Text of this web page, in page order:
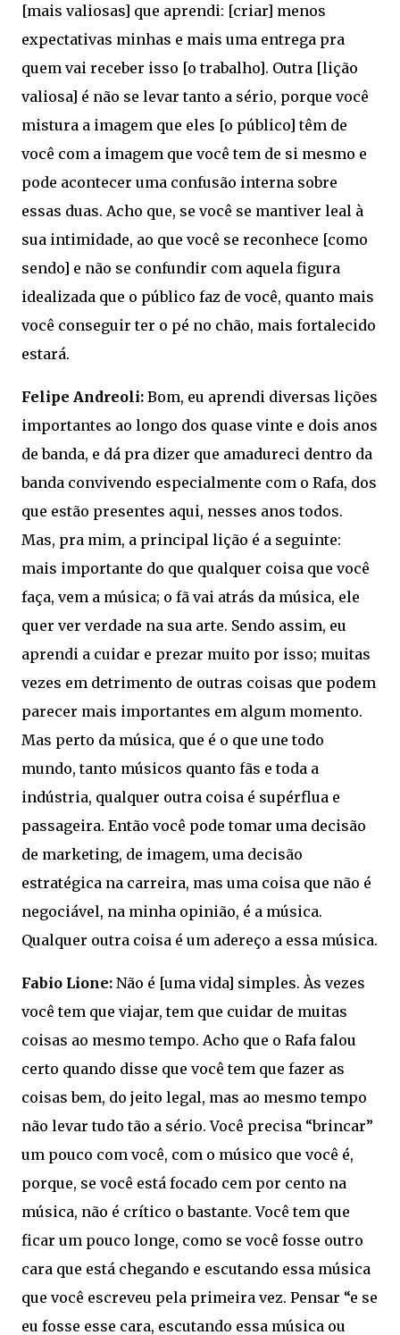
[mais valiosas] que aprendi: [criar] menos
expectativas minhas e mais uma entrega pra
quem vai receber isso [o trabalho]. Outra [lição
valiosa] é não se levar tanto a sério, porque você
mistura a imagem que eles [o público] têm de
você com a imagem que você tem de si mesmo e
pode acontecer uma confusão interna sobre
essas duas. Acho que, se você se mantiver leal à
sua intimidade, ao que você se reconhece [como
sendo] e não se confundir com aquela figura
idealizada que o público faz de você, quanto mais
você conseguir ter o pé no chão, mais fortalecido
estará.
Felipe Andreoli: Bom, eu aprendi diversas lições
importantes ao longo dos quase vinte e dois anos
de banda, e dá pra dizer que amadureci dentro da
banda convivendo especialmente com o Rafa, dos
que estão presentes aqui, nesses anos todos.
Mas, pra mim, a principal lição é a seguinte:
mais importante do que qualquer coisa que você
faça, vem a música; o fã vai atrás da música, ele
quer ver verdade na sua arte. Sendo assim, eu
aprendi a cuidar e prezar muito por isso; muitas
vezes em detrimento de outras coisas que podem
parecer mais importantes em algum momento.
Mas perto da música, que é o que une todo
mundo, tanto músicos quanto fãs e toda a
indústria, qualquer outra coisa é supérflua e
passageira. Então você pode tomar uma decisão
de marketing, de imagem, uma decisão
estratégica na carreira, mas uma coisa que não é
negociável, na minha opinião, é a música.
Qualquer outra coisa é um adereço a essa música.
Fabio Lione: Não é [uma vida] simples. Às vezes
você tem que viajar, tem que cuidar de muitas
coisas ao mesmo tempo. Acho que o Rafa falou
certo quando disse que você tem que fazer as
coisas bem, do jeito legal, mas ao mesmo tempo
não levar tudo tão a sério. Você precisa “brincar”
um pouco com você, com o músico que você é,
porque, se você está focado cem por cento na
música, não é crítico o bastante. Você tem que
ficar um pouco longe, como se você fosse outro
cara que está chegando e escutando essa música
que você escreveu pela primeira vez. Pensar “e se
eu fosse esse cara, escutando essa música ou